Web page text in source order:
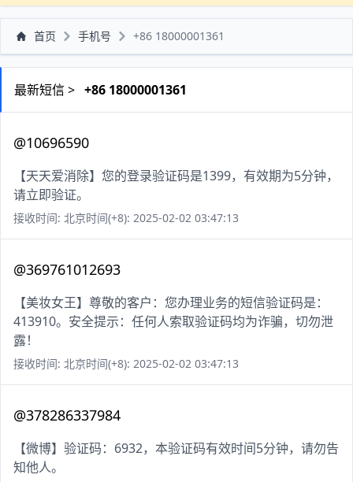
首页 手机号 +86 18000001361
最新短信 > +86 18000001361
@10696590
【天天爱消除】您的登录验证码是1399，有效期为5分钟，
请立即验证。
接收时间: 北京时间(+8): 2025-02-02 03:47:13
@369761012693
【美妆女王】尊敬的客户：您办理业务的短信验证码是：
413910。安全提示：任何人索取验证码均为诈骗，切勿泄
露！
接收时间: 北京时间(+8): 2025-02-02 03:47:13
@378286337984
【微博】验证码：6932，本验证码有效时间5分钟，请勿告
知他人。